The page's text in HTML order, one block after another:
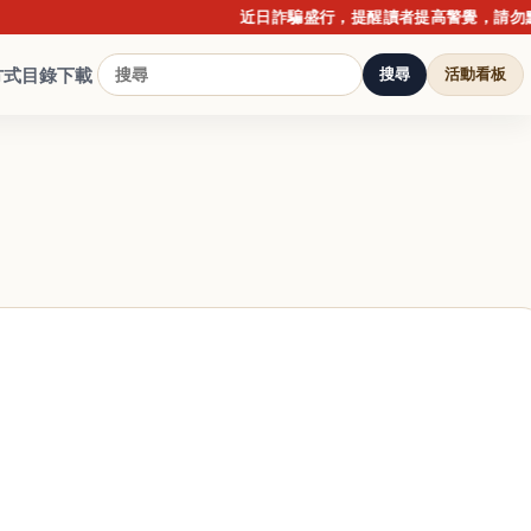
近日詐騙盛行，提醒讀者提高警覺，請勿點擊不
式目錄下載 搜尋 活動看板